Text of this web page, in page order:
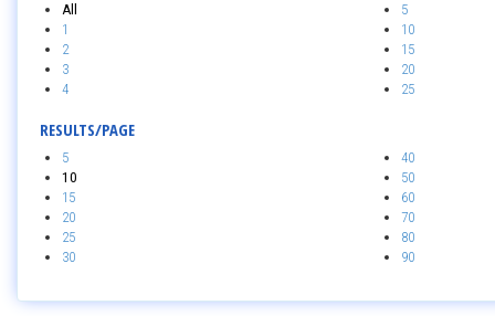
All
1
2
3
4
5
10
15
20
25
RESULTS/PAGE
5
10
15
20
25
30
40
50
60
70
80
90